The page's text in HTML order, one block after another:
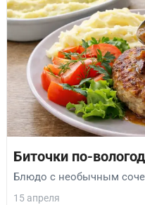
Биточки по-
Блюдо с необычным
15 апреля